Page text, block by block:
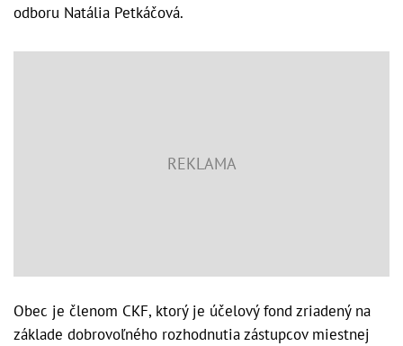
odboru Natália Petkáčová.
Obec je členom CKF, ktorý je účelový fond zriadený na
základe dobrovoľného rozhodnutia zástupcov miestnej